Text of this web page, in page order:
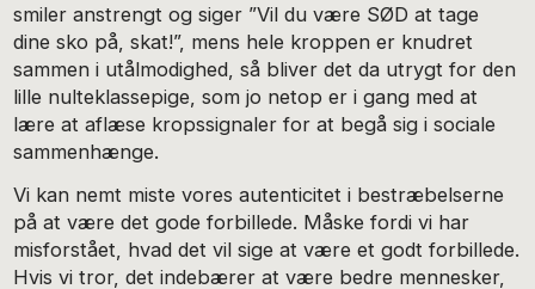
smiler anstrengt og siger ”Vil du være SØD at tage
dine sko på, skat!”, mens hele kroppen er knudret
sammen i utålmodighed, så bliver det da utrygt for den
lille nulteklassepige, som jo netop er i gang med at
lære at aflæse kropssignaler for at begå sig i sociale
sammenhænge.
Vi kan nemt miste vores autenticitet i bestræbelserne
på at være det gode forbillede. Måske fordi vi har
misforstået, hvad det vil sige at være et godt forbillede.
Hvis vi tror, det indebærer at være bedre mennesker,